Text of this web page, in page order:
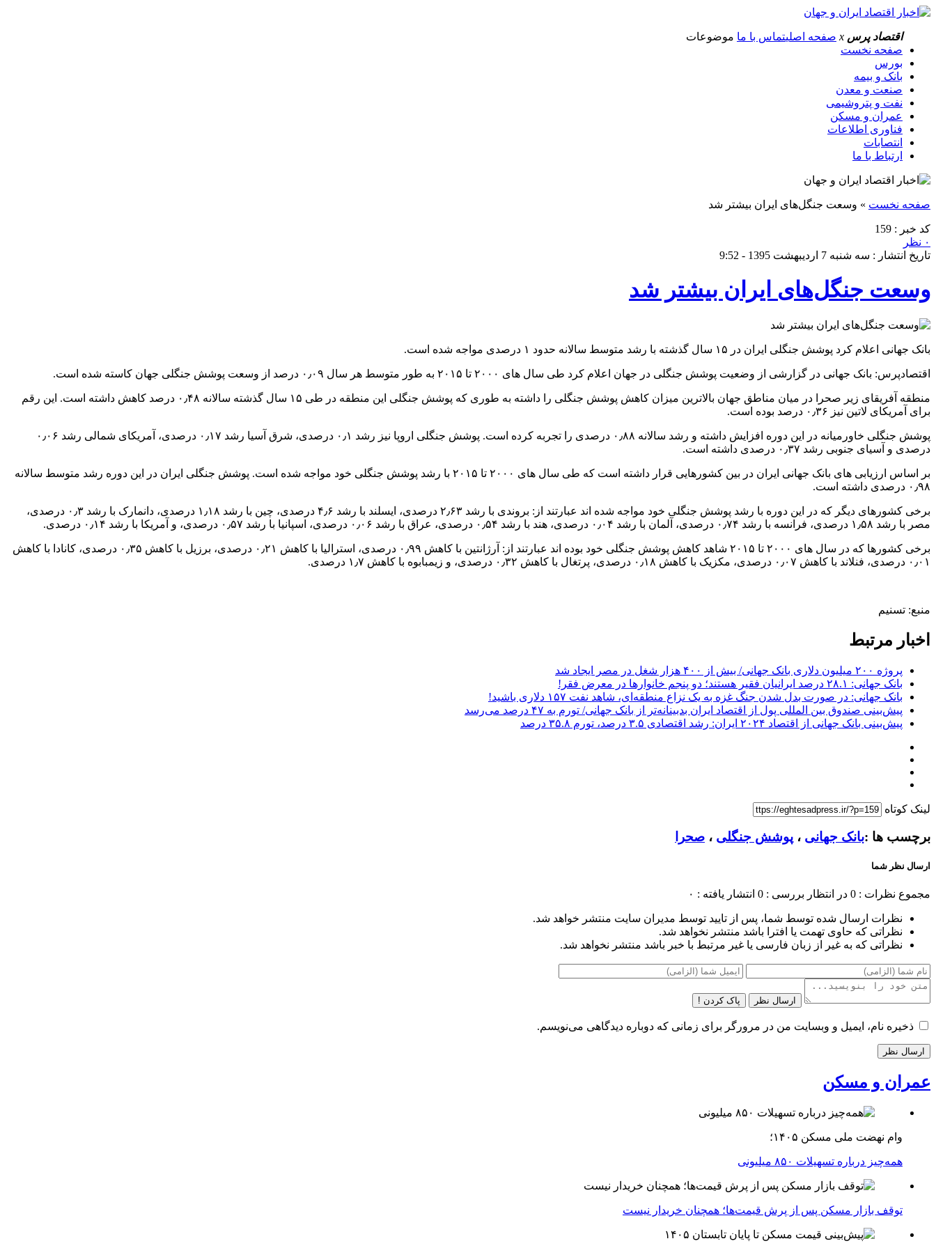
اقتصاد پرس x صفحه اصلیتماس با ما موضوعات
صفحه نخست
بورس
بانک و بیمه
صنعت و معدن
نفت و پتروشیمی
عمران و مسکن
فناوری اطلاعات
انتصابات
ارتباط با ما
صفحه نخست » وسعت جنگل‌های ایران بیشتر شد
کد خبر : 159
۰ نظر
تاریخ انتشار : سه شنبه 7 اردیبهشت 1395 - 9:52
وسعت جنگل‌های ایران بیشتر شد
بانک جهانی اعلام کرد پوشش جنگلی ایران در ۱۵ سال گذشته با رشد متوسط سالانه حدود ۱ درصدی مواجه شده است.
اقتصادپرس: بانک جهانی در گزارشی از وضعیت پوشش جنگلی در جهان اعلام کرد طی سال های ۲۰۰۰ تا ۲۰۱۵ به طور متوسط هر سال ۰٫۰۹ درصد از وسعت پوشش جنگلی جهان کاسته شده است.
منطقه آفریقای زیر صحرا در میان مناطق جهان بالاترین میزان کاهش پوشش جنگلی را داشته به طوری که پوشش جنگلی این منطقه در طی ۱۵ سال گذشته سالانه ۰٫۴۸ درصد کاهش داشته است. این رقم
برای آمریکای لاتین نیز ۰٫۳۶ درصد بوده است.
پوشش جنگلی خاورمیانه در این دوره افزایش داشته و رشد سالانه ۰٫۸۸ درصدی را تجربه کرده است. پوشش جنگلی اروپا نیز رشد ۰٫۱ درصدی، شرق آسیا رشد ۰٫۱۷ درصدی، آمریکای شمالی رشد ۰٫۰۶
درصدی و آسیای جنوبی رشد ۰٫۳۷ درصدی داشته است.
بر اساس ارزیابی های بانک جهانی ایران در بین کشورهایی قرار داشته است که طی سال های ۲۰۰۰ تا ۲۰۱۵ با رشد پوشش جنگلی خود مواجه شده است. پوشش جنگلی ایران در این دوره رشد متوسط سالانه
۰٫۹۸ درصدی داشته است.
برخی کشورهای دیگر که در این دوره با رشد پوشش جنگلی خود مواجه شده اند عبارتند از: بروندی با رشد ۲٫۶۳ درصدی، ایسلند با رشد ۴٫۶ درصدی، چین با رشد ۱٫۱۸ درصدی، دانمارک با رشد ۰٫۳ درصدی،
مصر با رشد ۱٫۵۸ درصدی، فرانسه با رشد ۰٫۷۴ درصدی، آلمان با رشد ۰٫۰۴ درصدی، هند با رشد ۰٫۵۴ درصدی، عراق با رشد ۰٫۰۶ درصدی، اسپانیا با رشد ۰٫۵۷ درصدی، و آمریکا با رشد ۰٫۱۴ درصدی.
برخی کشورها که در سال های ۲۰۰۰ تا ۲۰۱۵ شاهد کاهش پوشش جنگلی خود بوده اند عبارتند از: آرژانتین با کاهش ۰٫۹۹ درصدی، استرالیا با کاهش ۰٫۲۱ درصدی، برزیل با کاهش ۰٫۳۵ درصدی، کانادا با کاهش
۰٫۰۱ درصدی، فنلاند با کاهش ۰٫۰۷ درصدی، مکزیک با کاهش ۰٫۱۸ درصدی، پرتغال با کاهش ۰٫۳۲ درصدی، و زیمبابوه با کاهش ۱٫۷ درصدی.
منبع: تسنیم
اخبار مرتبط
پروژه ۲۰۰ میلیون دلاری بانک جهانی/ بیش از ۴۰۰ هزار شغل در مصر ایجاد شد
بانک جهانی: ۲۸.۱ درصد ایرانیان فقیر هستند؛ دو پنجم خانوارها در معرض فقر!
بانک جهانی: در صورت بدل شدن جنگ غزه به یک نزاع منطقه‌ای، شاهد نفت ۱۵۷ دلاری باشید!
پیش‌بینی صندوق بین المللی پول از اقتصاد ایران بدبینانه‌تر از بانک جهانی/ تورم به ۴۷ درصد می‌رسد
پیش‌بینی بانک جهانی از اقتصاد ۲۰۲۴ ایران: رشد اقتصادی ۳.۵ درصد، تورم ۳۵.۸ درصد
لینک کوتاه
برچسب ها :بانک جهانی ، پوشش جنگلی ، صحرا
ارسال نظر شما
مجموع نظرات : 0 در انتظار بررسی : 0 انتشار یافته : ۰
نظرات ارسال شده توسط شما، پس از تایید توسط مدیران سایت منتشر خواهد شد.
نظراتی که حاوی تهمت یا افترا باشد منتشر نخواهد شد.
نظراتی که به غیر از زبان فارسی یا غیر مرتبط با خبر باشد منتشر نخواهد شد.
ارسال نظر پاک کردن !
ذخیره نام، ایمیل و وبسایت من در مرورگر برای زمانی که دوباره دیدگاهی می‌نویسم.
عمران و مسکن
وام نهضت ملی مسکن ۱۴۰۵؛
همه‌چیز درباره تسهیلات ۸۵۰ میلیونی
توقف بازار مسکن پس از پرش قیمت‌ها؛ همچنان خریدار نیست